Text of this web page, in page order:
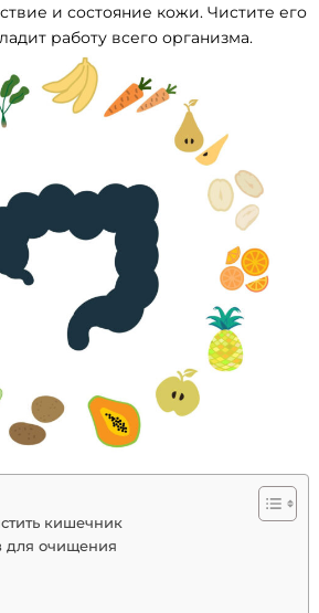
и состояние кожи. Чистите его
работу всего организма.
кишечник
для очищения